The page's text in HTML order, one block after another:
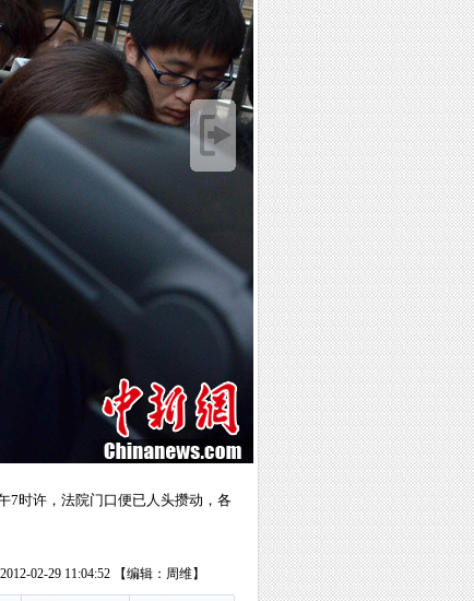
7时许，法院门口便已人头攒动，各
02-29 11:04:52 【编辑：周维】